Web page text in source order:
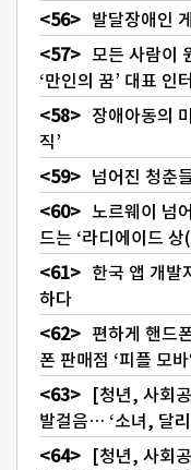
발달장애인
모든 사람이
‘만인의 꿈’ 대표 인
장애아동의
직’
넘어진 청춘
노르웨이 넘
드는 ‘라디에이드
한국 앱 개발
하다
편하게 핸드
폰 판매점 ‘피플 모바
[청년, 사회
발걸음… ‘소녀, 달리
[청년, 사회